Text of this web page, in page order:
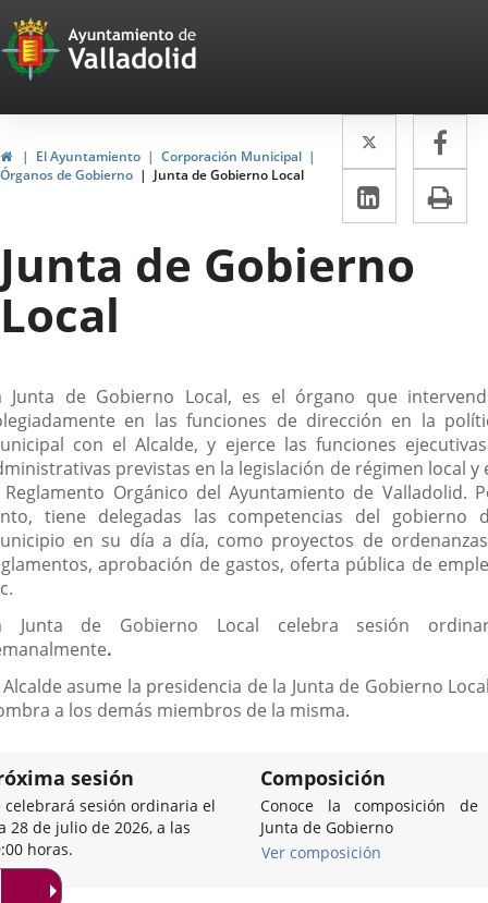
Portal
Web
del
Ayuntamiento
de
Valladolid
InicioEl Ayuntamiento
Corporación Municipal
Órganos de Gobierno
Junta de Gobierno Local
Twitter
Enlace
a
una
externa.
a
LinkedIn
Enlace
a
una
Junta de Gobierno
Local
Junta de Gobierno Local, es el órgano que
en las funciones de dirección en la
con el Alcalde, y ejerce las funciones
previstas en la legislación de régimen local y
Orgánico del Ayuntamiento de Valladolid.
tiene delegadas las competencias del gobierno
en su día a día, como proyectos de
aprobación de gastos, oferta pública de
Junta de Gobierno Local celebra sesión
.
Alcalde asume la presidencia de la Junta de Gobierno
a los demás miembros de la misma.
sesión
celebrará sesión ordinaria el
28 de julio de 2026, a las
horas.
Composición
Conoce la composición de
Junta de Gobierno
Ver composición